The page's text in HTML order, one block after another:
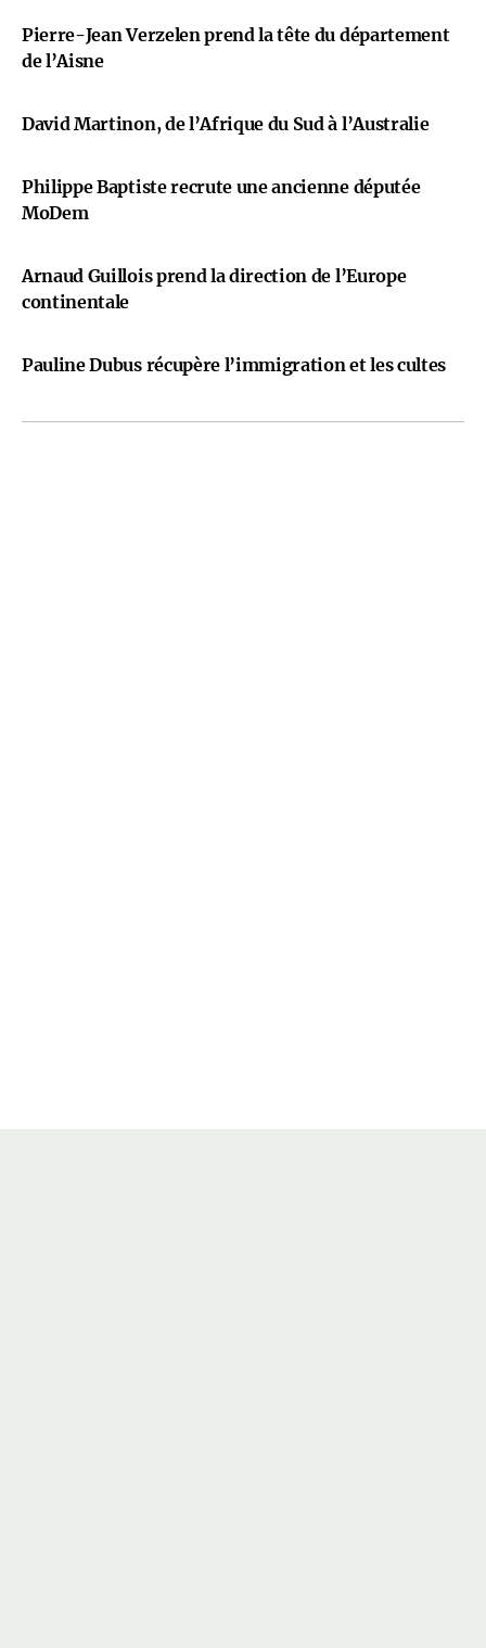
Pierre-Jean Verzelen prend la tête du département
de l’Aisne
David Martinon, de l’Afrique du Sud à l’Australie
Philippe Baptiste recrute une ancienne députée
MoDem
Arnaud Guillois prend la direction de l’Europe
continentale
Pauline Dubus récupère l’immigration et les cultes